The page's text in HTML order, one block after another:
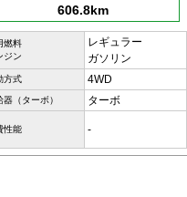
606.8km
燃料
ジン
レギュラー
ガソリン
方式 4WD
器（ターボ） ターボ
性能 -